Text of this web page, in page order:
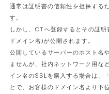
通常は証明書の信頼性を担保する
す。
しかし、CTへ登録するとその証
ドメイン名)が公開されます。
公開しているサーバーのホスト名
ませんが、社内ネットワーク用な
イン名のSSLを購入する場合は、
とで、お客様のドメイン名より下